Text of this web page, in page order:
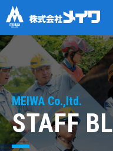
MEIWA Co.,ltd.
STAFF